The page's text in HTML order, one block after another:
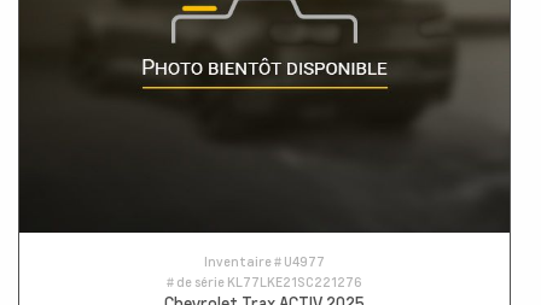
Inventaire # U4977
# de série KL77LKE21SC221276